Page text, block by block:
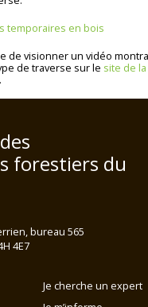
temporaires en bois
de visionner un vidéo
de traverse sur le site de la
.
forestiers du
bureau 565
4E7
Je cherche un expert